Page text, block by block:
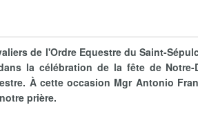
de l'Ordre Equestre du Saint-
la célébration de la fête de Notre-
À cette occasion Mgr Antonio
prière.